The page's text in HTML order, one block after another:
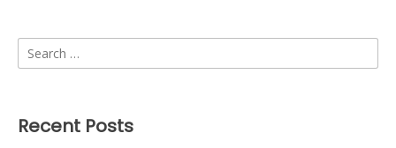
Search
for:
Recent Posts